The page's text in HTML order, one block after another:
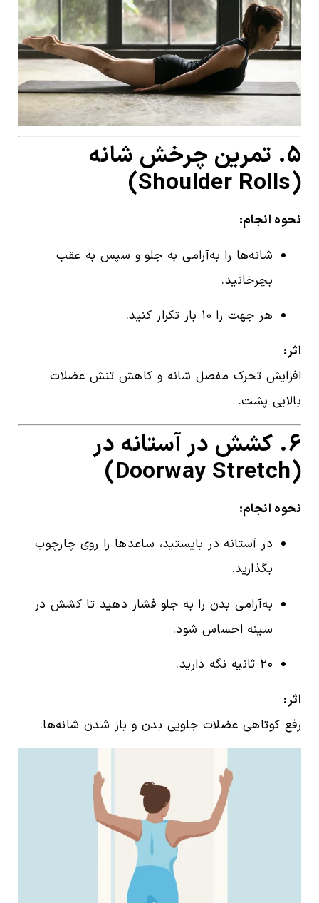
۵. تمرین چرخش شانه
(Shoulder Rolls)
نحوه انجام:
شانه‌ها را به‌آرامی به جلو و سپس به عقب
بچرخانید.
هر جهت را ۱۰ بار تکرار کنید.
اثر:
افزایش تحرک مفصل شانه و کاهش تنش عضلات
بالایی پشت.
۶. کشش در آستانه در
(Doorway Stretch)
نحوه انجام:
در آستانه در بایستید، ساعدها را روی چارچوب
بگذارید.
به‌آرامی بدن را به جلو فشار دهید تا کشش در
سینه احساس شود.
۲۰ ثانیه نگه دارید.
اثر:
رفع کوتاهی عضلات جلویی بدن و باز شدن شانه‌ها.